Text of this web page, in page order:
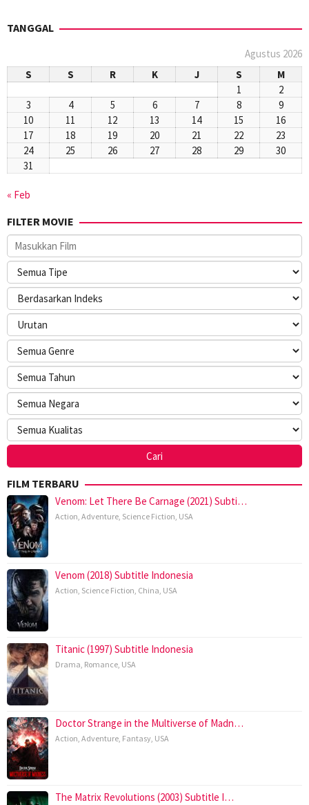
TANGGAL
Agustus 2026
S
S R K J S
M
1
2
3
4 5 6 7 8
9
10
11 12 13 14 15
16
17
18 19 20 21 22
23
24
25 26 27 28 29
30
31
« Feb
FILTER MOVIE
FILM TERBARU
Venom: Let There Be Carnage (2021) Subti…
Action, Adventure, Science Fiction, USA
Venom (2018) Subtitle Indonesia
Action, Science Fiction, China, USA
Titanic (1997) Subtitle Indonesia
Drama, Romance, USA
Doctor Strange in the Multiverse of Madn…
Action, Adventure, Fantasy, USA
The Matrix Revolutions (2003) Subtitle I…